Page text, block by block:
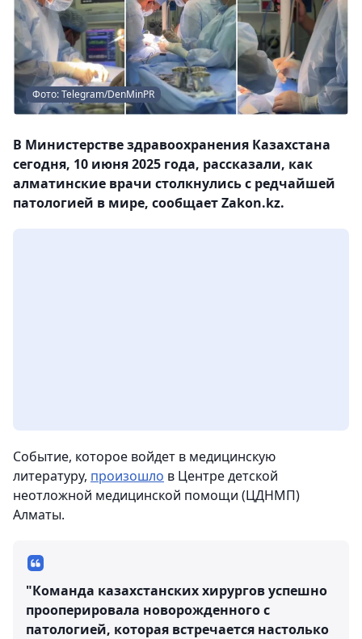
Фото: Telegram/DenMinPR
В Министерстве здравоохранения Казахстана
сегодня, 10 июня 2025 года, рассказали, как
алматинские врачи столкнулись с редчайшей
патологией в мире, сообщает Zakon.kz.
Событие, которое войдет в медицинскую
литературу, произошло в Центре детской
неотложной медицинской помощи (ЦДНМП)
Алматы.
"Команда казахстанских хирургов успешно
прооперировала новорожденного с
патологией, которая встречается настолько